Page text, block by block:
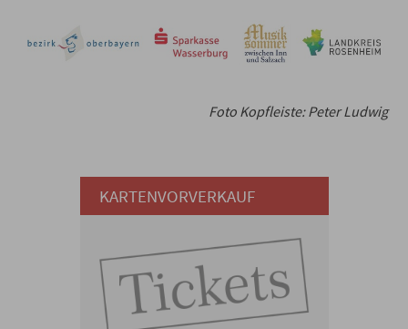
Foto Kopfleiste: Peter Ludwig
KARTENVORVERKAUF